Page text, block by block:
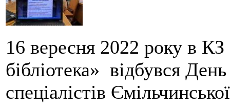
16 вересня 2022 року в
бібліотека» відбувся
спеціалістів